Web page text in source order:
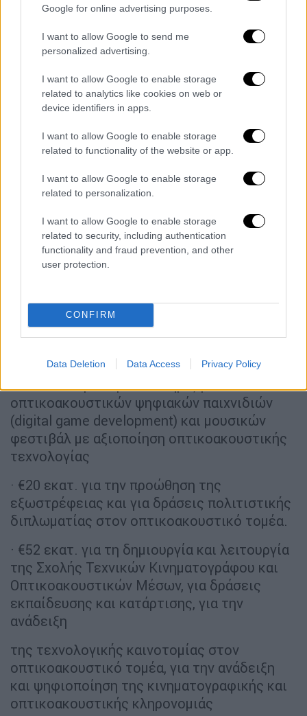
Google for online advertising purposes.
I want to allow Google to send me
personalized advertising.
I want to allow Google to enable storage
related to analytics like cookies on web or
device identifiers in apps.
I want to allow Google to enable storage
related to functionality of the website or app.
I want to allow Google to enable storage
related to personalization.
I want to allow Google to enable storage
related to security, including authentication
functionality and fraud prevention, and other
user protection.
CONFIRM
Data Deletion Data Access Privacy Policy
Κατανομή πόρων
Η κατανομή των πόρων διαμορφώνει ένα
πλαίσιο:
· €412 εκατ. για επενδυτικά προγράμματα
που στοχεύουν στην ενίσχυση εγχώριων
κινηματογραφικών και οπτικοακουστικών
παραγωγών στον κινηματογράφο, την
τηλεόραση και το animation και για
επιλεκτικά προγράμματα ανάπτυξης και
παραγωγής και προγράμματα προώθησης και
διανομής του ελληνικού κινηματογράφου.
δανείων σε συνεργασία με την Ελληνική
Αναπτυξιακή Τράπεζα (ΕΑΤ), με στόχο τη
στήριξη μικρομεσαίων επιχειρήσεων του
οπτικοακουστικών ψηφιακών παιχνιδιών
(digital game development) και μουσικών
φεστιβάλ με αξιοποίηση οπτικοακουστικής
τεχνολογίας
· €20 εκατ. για την προώθηση της
εξωστρέφειας και για δράσεις πολιτιστικής
διπλωματίας στον οπτικοακουστικό τομέα.
· €52 εκατ. για τη δημιουργία και λειτουργία
της Σχολής Τεχνικών Κινηματογράφου και
Οπτικοακουστικών Μέσων, για δράσεις
εκπαίδευσης και κατάρτισης, για την
ανάδειξη
της τεχνολογικής καινοτομίας στον
οπτικοακουστικό τομέα, για την ανάδειξη
και ψηφιοποίηση της κινηματογραφικής και
οπτικοακουστικής κληρονομιάς